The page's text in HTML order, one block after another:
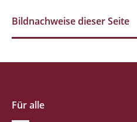
Bildnachweise dieser Seite
Für alle